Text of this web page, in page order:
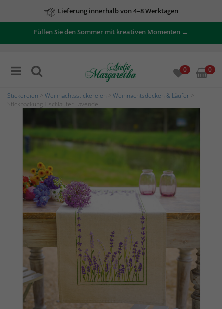
Lieferung innerhalb von 4–8 Werktagen
Zu unseren Angeboten
Füllen Sie den Sommer mit kreativen Momenten →
0 0
Stickereien Weihnachtsstickereien Weihnachtsdecken & Läufer
Stickpackung Tischläufer Lavendel